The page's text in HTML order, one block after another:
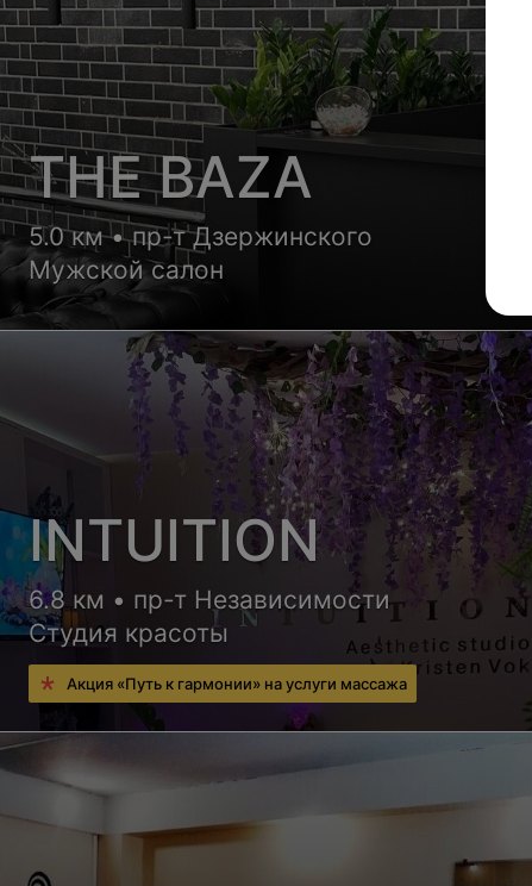
THE BAZA
5.0 км • пр-т Дзержинского
Мужской салон
INTUITION
6.8 км • пр-т Независимости
Студия красоты
Акция «Путь к гармонии» на услуги массажа